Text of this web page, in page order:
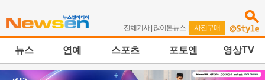
전체기사| 많이본뉴스 | 사진구매
뉴스 연예 스포츠 포토엔 영상TV